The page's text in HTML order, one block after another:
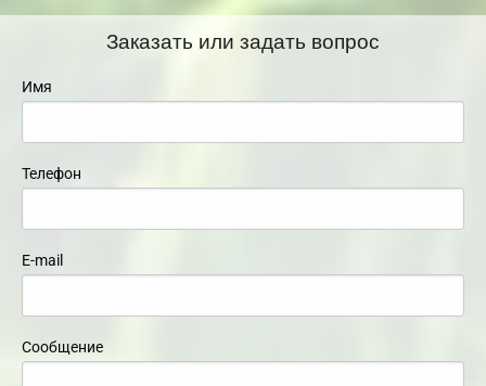
Заказать или задать вопрос
Имя
Телефон
E-mail
Сообщение